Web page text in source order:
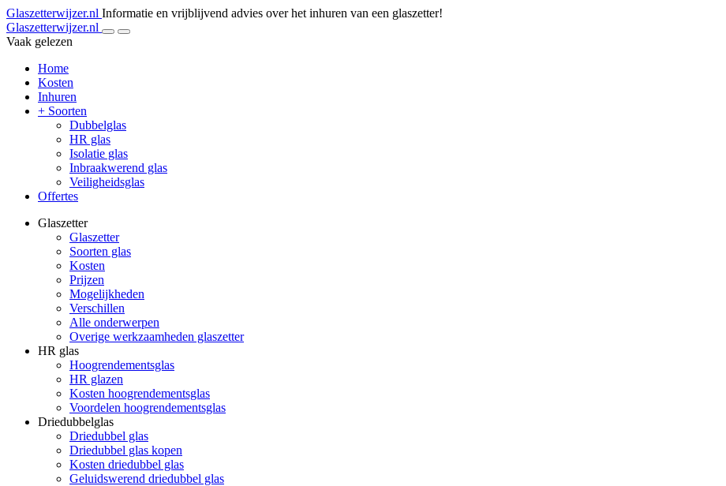
Glaszetterwijzer.nl Informatie en vrijblijvend advies over het inhuren van een glaszetter!
Glaszetterwijzer.nl
Vaak gelezen
Home
Kosten
Inhuren
+ Soorten
Dubbelglas
HR glas
Isolatie glas
Inbraakwerend glas
Veiligheidsglas
Offertes
Glaszetter
Glaszetter
Soorten glas
Kosten
Prijzen
Mogelijkheden
Verschillen
Alle onderwerpen
Overige werkzaamheden glaszetter
HR glas
Hoogrendementsglas
HR glazen
Kosten hoogrendementsglas
Voordelen hoogrendementsglas
Driedubbelglas
Driedubbel glas
Driedubbel glas kopen
Kosten driedubbel glas
Geluidswerend driedubbel glas